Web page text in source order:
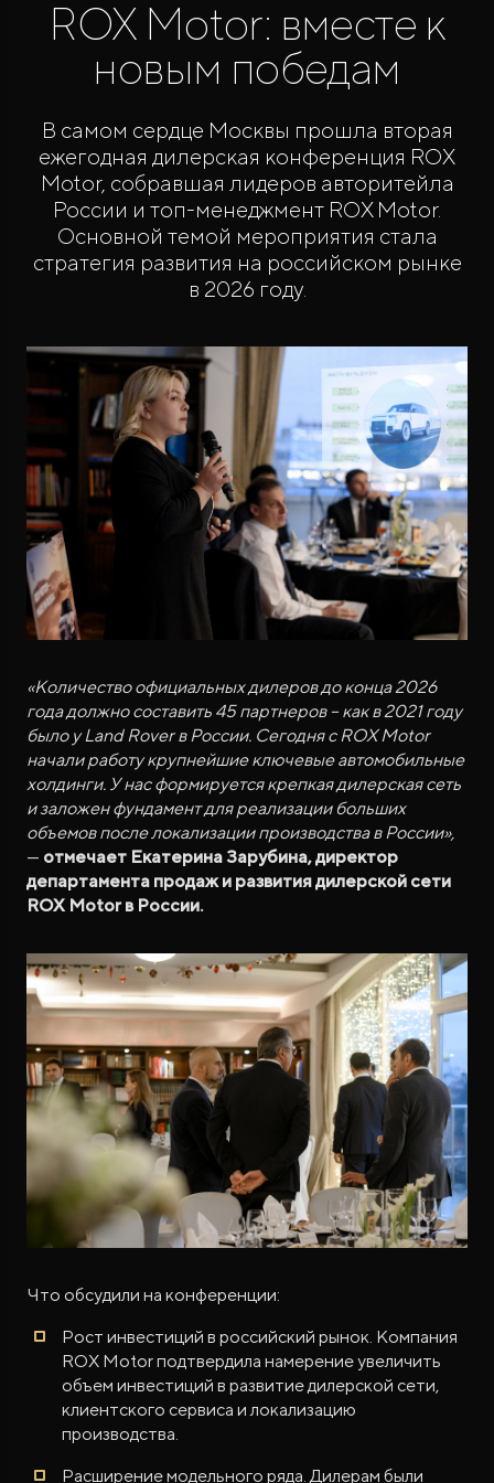
ROX ADAMAS
Совершенно новый флагманский внедорожник
от 9 300 000 ₽*
ROX Motor: вместе к
новым победам
В самом сердце Москвы прошла вторая
ежегодная дилерская конференция ROX
Motor, собравшая лидеров авторитейла
России и топ-менеджмент ROX Motor.
Основной темой мероприятия стала
стратегия развития на российском рынке
в 2026 году.
«Количество официальных дилеров до конца 2026
года должно составить 45 партнеров – как в 2021 году
было у Land Rover в России. Сегодня с ROX Motor
начали работу крупнейшие ключевые автомобильные
холдинги. У нас формируется крепкая дилерская сеть
и заложен фундамент для реализации больших
объемов после локализации производства в России»,
— отмечает Екатерина Зарубина, директор
департамента продаж и развития дилерской сети
ROX Motor в России.
Что обсудили на конференции:
Рост инвестиций в российский рынок. Компания
ROX Motor подтвердила намерение увеличить
объем инвестиций в развитие дилерской сети,
клиентского сервиса и локализацию
производства.
Расширение модельного ряда. Дилерам были